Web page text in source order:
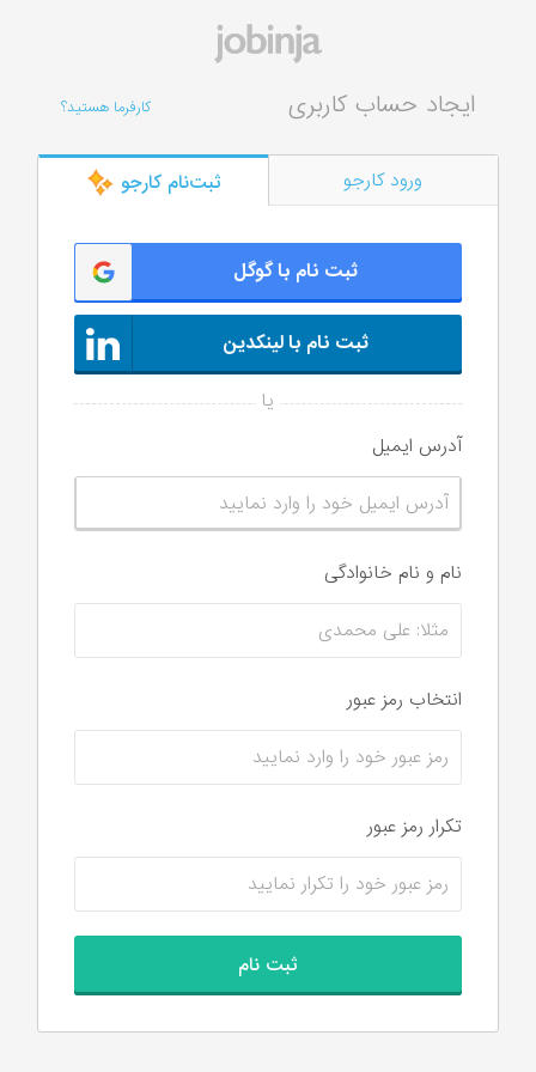
کارفرما هستید؟ ایجاد حساب کاربری
ورود کارجو ثبت‌‌نام کارجو
ثبت نام با گوگل
ثبت نام با لینکدین
آدرس ایمیل
نام و نام‌ خانوادگی
انتخاب رمز عبور
تکرار رمز عبور